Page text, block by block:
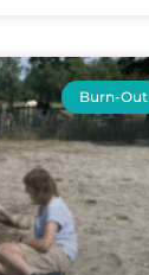
Burn-Out